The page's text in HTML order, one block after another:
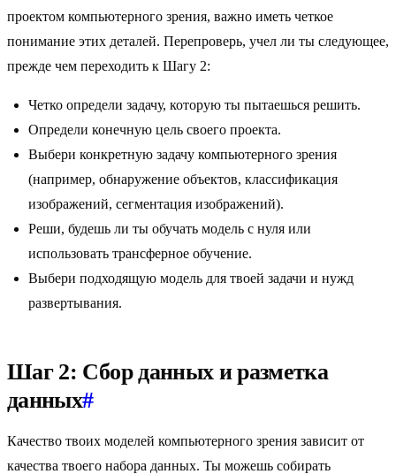
проектом компьютерного зрения, важно иметь четкое
понимание этих деталей. Перепроверь, учел ли ты следующее,
прежде чем переходить к Шагу 2:
Четко определи задачу, которую ты пытаешься решить.
Определи конечную цель своего проекта.
Выбери конкретную задачу компьютерного зрения
(например, обнаружение объектов, классификация
изображений, сегментация изображений).
Реши, будешь ли ты обучать модель с нуля или
использовать трансферное обучение.
Выбери подходящую модель для твоей задачи и нужд
развертывания.
Шаг 2: Сбор данных и разметка
данных#
Качество твоих моделей компьютерного зрения зависит от
качества твоего набора данных. Ты можешь собирать